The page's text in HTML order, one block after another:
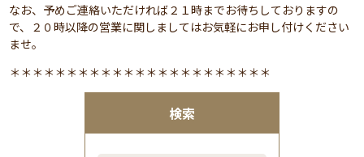
検索
なお、予めご連絡いただければ２１時までお待ちしておりますの
で、２０時以降の営業に関しましてはお気軽にお申し付けください
ませ。
＊＊＊＊＊＊＊＊＊＊＊＊＊＊＊＊＊＊＊＊＊＊＊